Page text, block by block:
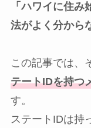
「ハワイに住
法がよく分から
この記事では、
テートIDを持つ
す。
ステートIDは持